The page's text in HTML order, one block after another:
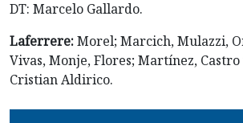
DT: Marcelo Gallardo.
Laferrere:Morel; Marcich, Mulazzi,
Vivas, Monje, Flores; Martínez, Castro
Cristian Aldirico.